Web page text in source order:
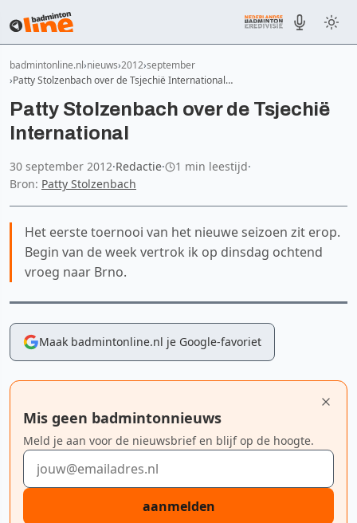
badmintonline.nl nieuws 2012 september
Patty Stolzenbach over de Tsjechië International…
Patty Stolzenbach over de Tsjechië
International
30 september 2012·Redactie· 1 min leestijd·
Bron: Patty Stolzenbach
Het eerste toernooi van het nieuwe seizoen zit erop.
Begin van de week vertrok ik op dinsdag ochtend
vroeg naar Brno.
Maak badmintonline.nl je Google-favoriet
Mis geen badmintonnieuws
Meld je aan voor de nieuwsbrief en blijf op de hoogte.
E-mailadres
aanmelden